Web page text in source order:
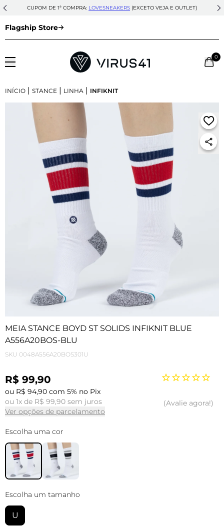
CUPOM DE 1ª COMPRA: LOVESNEAKERS (EXCETO VEJA E OUTLET)
Flagship Store
0
INÍCIO | STANCE | LINHA | INFIKNIT
MEIA STANCE BOYD ST SOLIDS INFIKNIT BLUE
A556A20BOS-BLU
SKU 0048A556A20BOS301U
R$ 99,90
ou R$ 94,90 com 5% no Pix
ou 1x de R$ 99,90 sem juros
Ver opções de parcelamento
Avalie agora!
Escolha uma cor
Escolha um tamanho
U